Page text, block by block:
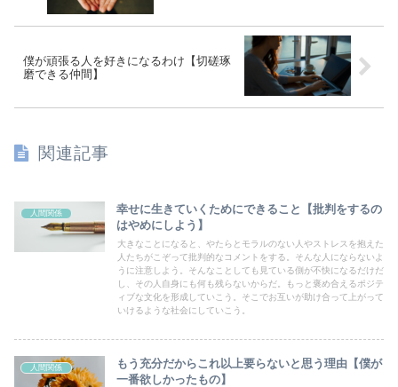
僕が頑張る人を好きになるわけ【切磋琢
磨できる仲間】
関連記事
人間関係
幸せに生きていくためにできること【批判をするの
はやめにしよう】
大きなことになると、やたらとモラルのない人やストレスを抱えた
人たちがこぞって批判的なコメントをする。そんな人にならないよ
うに注意しよう。そんなことしても見ている側が不快になるだけだ
し、その人自身にも何も残らないからだ。もっと褒め合えるポジテ
ィブな文化を形成していこう。そこでお互いが助け合って上がって
いけるような社会にしていこう。
人間関係
もう充分だからこれ以上要らないと思う理由【僕が
一番欲しかったもの】